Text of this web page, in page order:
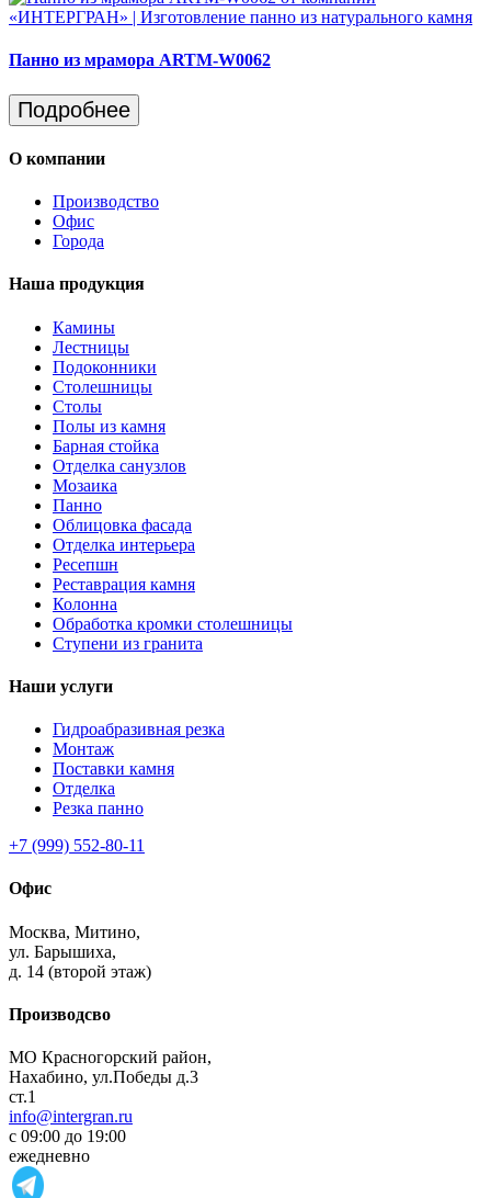
Панно из мрамора ARTM-W0062
Подробнее
О компании
Производство
Офис
Города
Наша продукция
Камины
Лестницы
Подоконники
Столешницы
Столы
Полы из камня
Барная стойка
Отделка санузлов
Мозаика
Панно
Облицовка фасада
Отделка интерьера
Ресепшн
Реставрация камня
Колонна
Обработка кромки столешницы
Ступени из гранита
Наши услуги
Гидроабразивная резка
Монтаж
Поставки камня
Отделка
Резка панно
+7 (999) 552-80-11
Офис
Москва, Митино,
ул. Барышиха,
д. 14 (второй этаж)
Производсво
МО Красногорский район,
Нахабино, ул.Победы д.3
ст.1
info@intergran.ru
с 09:00 до 19:00
ежедневно